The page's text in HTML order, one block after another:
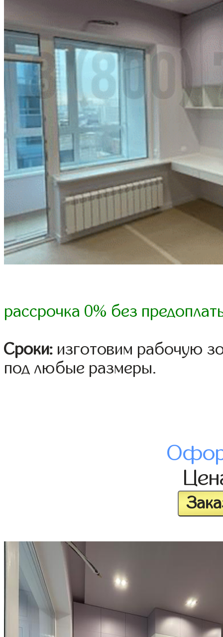
рассрочка 0% без
Сроки: изготовим рабочую
под любые размеры.